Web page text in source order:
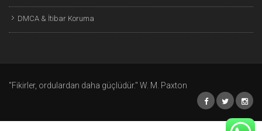
DMCA & İtibar Koruma
"Fikirler, ordulardan daha güçlüdür." W. M. Paxton